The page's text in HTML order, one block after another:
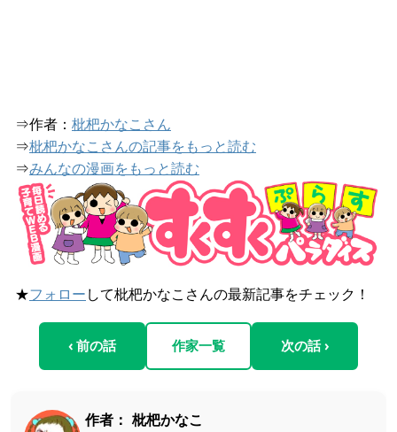
⇒作者： 枇杷かなこさん
⇒枇杷かなこさんの記事をもっと読む
⇒みんなの漫画をもっと読む
★フォロー して枇杷かなこさんの最新記事をチェック！
‹ 前の話 作家一覧 次の話 ›
作者： 枇杷かなこ